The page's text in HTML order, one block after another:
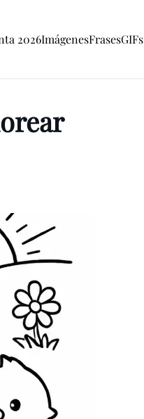
2026ImágenesFrasesGIFs